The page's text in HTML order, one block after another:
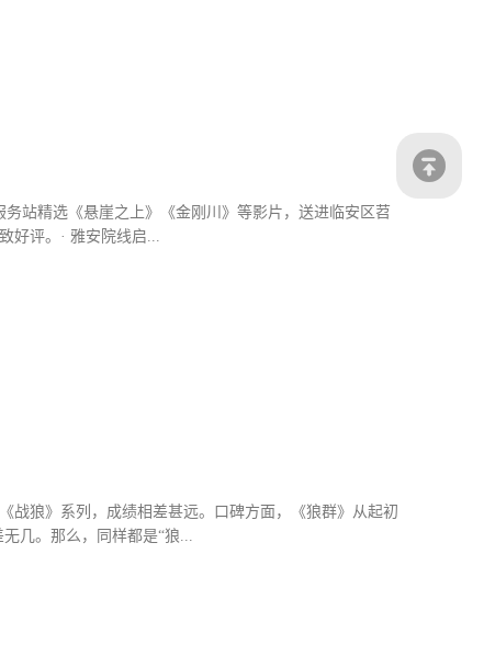
理论宣讲短视频，用于每场电影前的播放宣讲。用身边
，生动讲述自己的先进事迹，让典型更有自豪感，让观
站精选《悬崖之上》《金刚川》等影片，送进临安区苕
好评。· 雅安院线启...
乡和王岗坪乡灾区临时安置点启动慰问电影放映活动。截
自己所能，为防...
战狼》系列，成绩相差甚远。口碑方面，《狼群》从起初
几。那么，同样都是“狼...
片的排片来看，首日仍有10.6%，并拿下超844万的票